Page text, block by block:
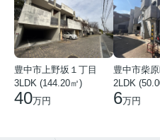
豊中市上野坂１丁目
3LDK (144.20㎡)
40万円
豊中市柴
2LDK
6万円